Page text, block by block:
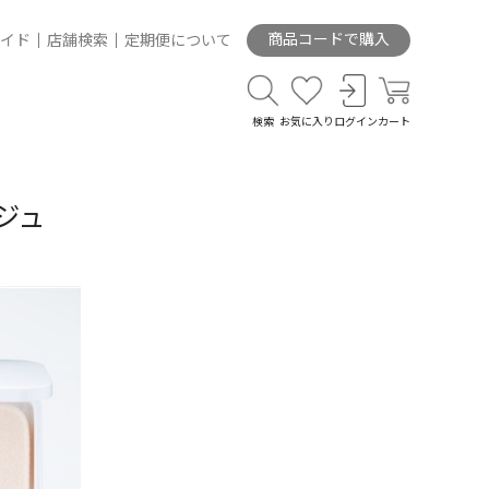
ド 店舗検索 定期便について 商品コードで購入
検索 お気に入り ログイン カート
ュ